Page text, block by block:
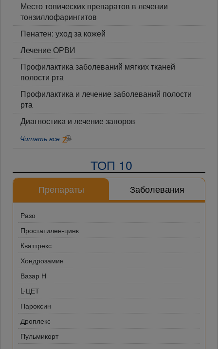
Место топических препаратов в лечении
тонзиллофарингитов
Пенатен: уход за кожей
Лечение ОРВИ
Профилактика заболеваний мягких тканей
полости рта
Профилактика и лечение заболеваний полости
рта
Диагностика и лечение запоров
Читать все
ТОП 10
Препараты Заболевания
Разо
Простатилен-цинк
Кваттрекс
Хондрозамин
Вазар Н
L-ЦЕТ
Пароксин
Дроплекс
Пульмикорт